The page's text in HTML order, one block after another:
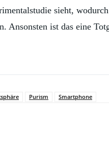
sieht,
Ansonsten ist das eine
Purism Smartphone